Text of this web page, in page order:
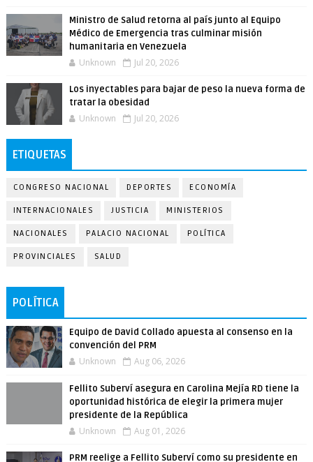
Ministro de Salud retorna al país junto al Equipo
Médico de Emergencia tras culminar misión
humanitaria en Venezuela
Unknown Jul 20, 2026
Los inyectables para bajar de peso la nueva forma de
tratar la obesidad
Unknown Jul 20, 2026
ETIQUETAS
CONGRESO NACIONAL DEPORTES ECONOMÍA
INTERNACIONALES JUSTICIA MINISTERIOS
NACIONALES PALACIO NACIONAL POLÍTICA
PROVINCIALES SALUD
POLÍTICA
Equipo de David Collado apuesta al consenso en la
convención del PRM
Unknown Aug 06, 2026
Fellito Suberví asegura en Carolina Mejía RD tiene la
oportunidad histórica de elegir la primera mujer
presidente de la República
Unknown Aug 01, 2026
PRM reelige a Fellito Suberví como su presidente en